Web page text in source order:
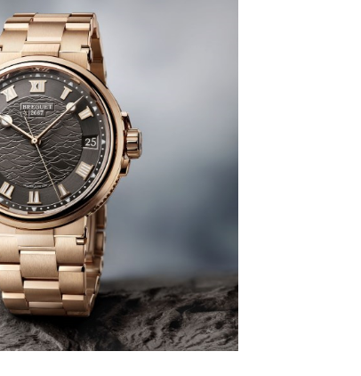
W3座6层602室宝玑售后服务中心（需提前预约）
下宝玑售后服务中心（需提前预约）
街宝玑售后服务中心（需提前预约）
玑售后服务中心（需提前预约）
府井百货名表维修宝玑售后服务中心（需提前预约）
后服务中心（需提前预约）
街宝玑售后服务中心（需提前预约）
宝玑售后服务中心（需提前预约）
玑售后服务中心（需提前预约）
玑售后服务中心（需提前预约）
宝玑售后服务中心（需提前预约）
明街与额尔敦路交叉口宝玑售后服务中心（需提前预约）
街宝玑售后服务中心（需提前预约）
中心（需提前预约）